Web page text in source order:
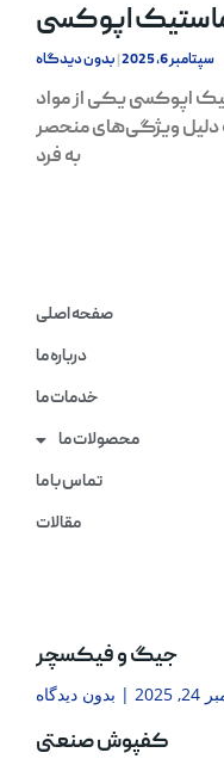
اپوکسی
سپتامبر 6, 2025 بدون دیدگاه
اپوکسی یکی از مواد
دلیل ویژگی‌های منحصر
به فرد
صفحه اصلی
درباره ما
خدمات ما
محصولات ما
تماس با ما
مقالات
جیگ و فیکسچر
بدون دیدگاه
کفپوش صنعتی